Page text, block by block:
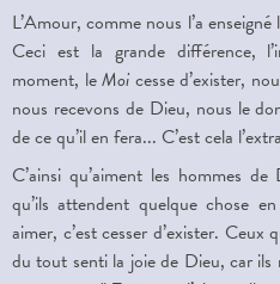
L’Amour, comme nous l’a
Ceci est la grande différence,
moment, leMoi cesse d’exister,
nous recevons de Dieu, nous le
de ce qu’il en fera... C’est cela
C’ainsi qu’aiment les hommes
qu’ils attendent quelque chose
aimer, c’est cesser d’exister. Ceux
du tout senti la joie de Dieu, car ils